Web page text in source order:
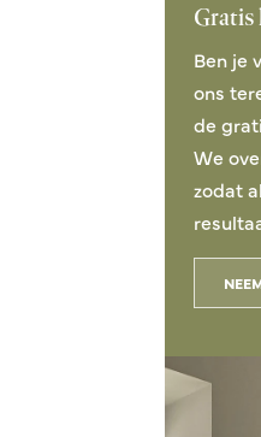
Ben je
ons
de
We
zodat